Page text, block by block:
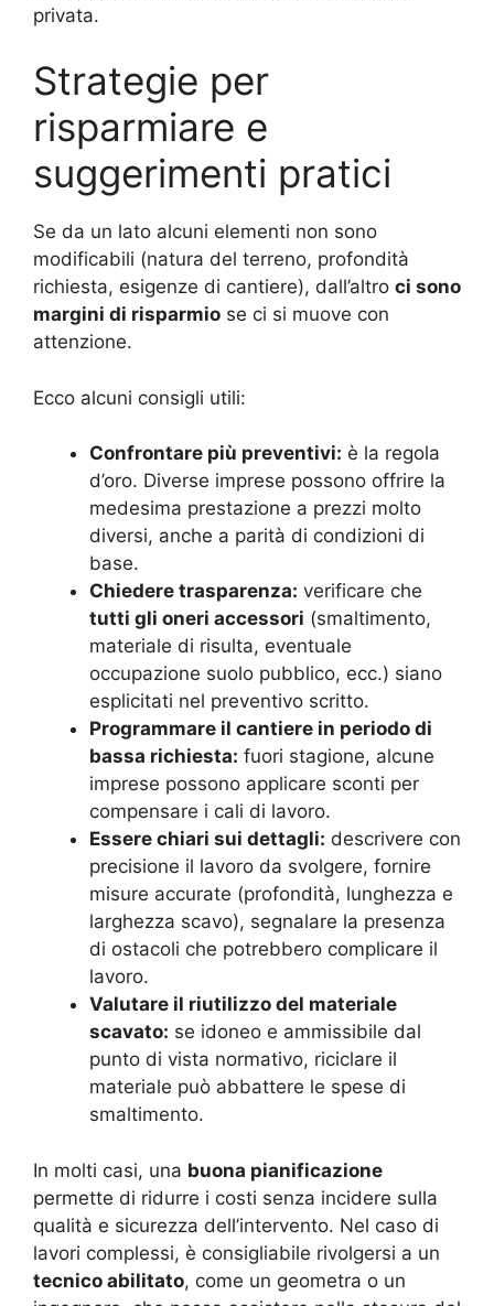
privata.
Strategie per
risparmiare e
suggerimenti pratici
Se da un lato alcuni elementi non sono
modificabili (natura del terreno, profondità
richiesta, esigenze di cantiere), dall’altro ci sono
margini di risparmio se ci si muove con
attenzione.
Ecco alcuni consigli utili:
Confrontare più preventivi: è la regola
d’oro. Diverse imprese possono offrire la
medesima prestazione a prezzi molto
diversi, anche a parità di condizioni di
base.
Chiedere trasparenza: verificare che
tutti gli oneri accessori (smaltimento,
materiale di risulta, eventuale
occupazione suolo pubblico, ecc.) siano
esplicitati nel preventivo scritto.
Programmare il cantiere in periodo di
bassa richiesta: fuori stagione, alcune
imprese possono applicare sconti per
compensare i cali di lavoro.
Essere chiari sui dettagli: descrivere con
precisione il lavoro da svolgere, fornire
misure accurate (profondità, lunghezza e
larghezza scavo), segnalare la presenza
di ostacoli che potrebbero complicare il
lavoro.
Valutare il riutilizzo del materiale
scavato: se idoneo e ammissibile dal
punto di vista normativo, riciclare il
materiale può abbattere le spese di
smaltimento.
In molti casi, una buona pianificazione
permette di ridurre i costi senza incidere sulla
qualità e sicurezza dell’intervento. Nel caso di
lavori complessi, è consigliabile rivolgersi a un
tecnico abilitato, come un geometra o un